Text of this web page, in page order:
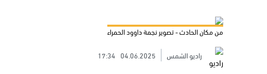
من مكان الحادث - تصوير نجمة داوود الحمراء
راديو الشمس
04.06.2025
17:34